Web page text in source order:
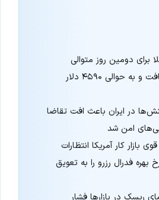
برای دومین روز متوالی
کاهش یافت و به حوالی ۴۵۹۰ دلار
در ایران باعث افت تقاضا
امن شد
بازار کار آمریکا انتظارات
فدرال رزرو را به تعویق
ریسک در بازارها فشار